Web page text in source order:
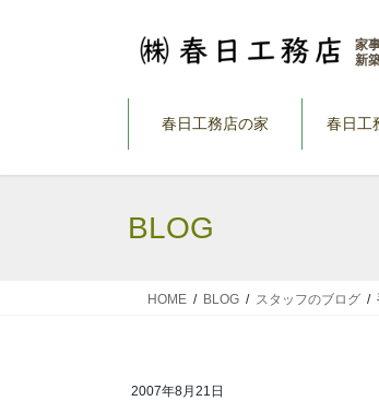
家
新
春日工務店の家 春日工
BLOG
HOME BLOG スタッフのブログ
2007年8月21日